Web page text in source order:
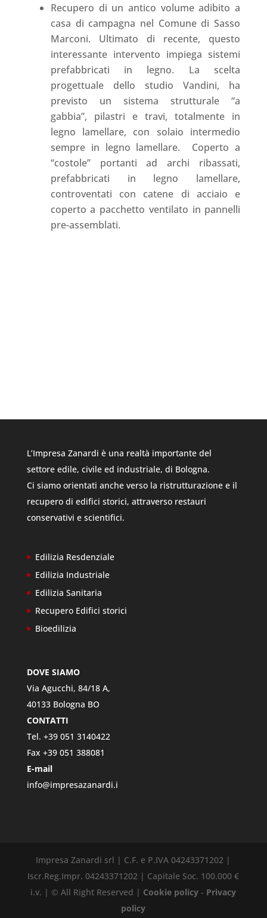
Recupero di un antico volume adibito a
casa di campagna nel Comune di Sasso
Marconi. Ultimato di recente, questo
interessante intervento impiega sistemi
prefabbricati in legno. La scelta
progettuale dello studio Vandini, ha
previsto un sistema strutturale “a
gabbia”, pilastri e travi, totalmente in
legno lamellare, con solaio intermedio
sempre in legno lamellare. Coperto a
“costole” portanti ad archi ribassati,
prefabbricati in legno lamellare,
controventati con catene di acciaio e
coperto a pacchetto ventilato in pannelli
pre-assemblati.
L’Impresa Zanardi è una realtà importante del
settore edile, civile ed industriale, di Bologna.
Ci siamo orientati anche verso la ristrutturazione e il
recupero di edifici storici, attraverso restauri
conservativi e scientifici.
Edilizia Resdenziale
Edilizia Industriale
Edilizia Sanitaria
Recupero Edifici storici
Bioedilizia
DOVE SIAMO
Via Agucchi, 84/18 A,
40133 Bologna BO
CONTATTI
Tel. +39 051 3140422
Fax +39 051 388081
E-mail
info@impresazanardi.i
Impresa Zanardi srl | C.F. e P.IVA 04243371202 |
Iscr.Reg.Impr. 04243371202 | Capitale Soc. 100.000 €
i.v. | © All Right Reserved | Cookie policy - Privacy
policy